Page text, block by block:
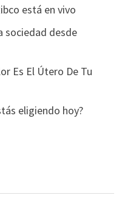
está en vivo
sociedad desde
Es El Útero De Tu
eligiendo hoy?